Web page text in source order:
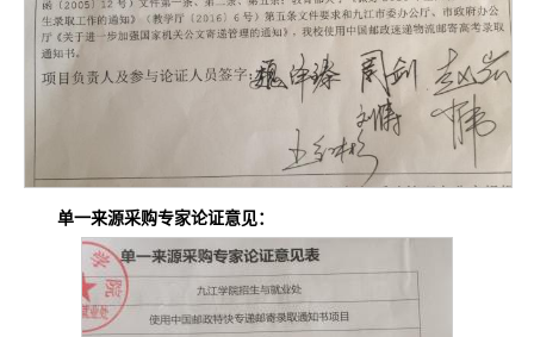
单一来源采购专家论证意见：